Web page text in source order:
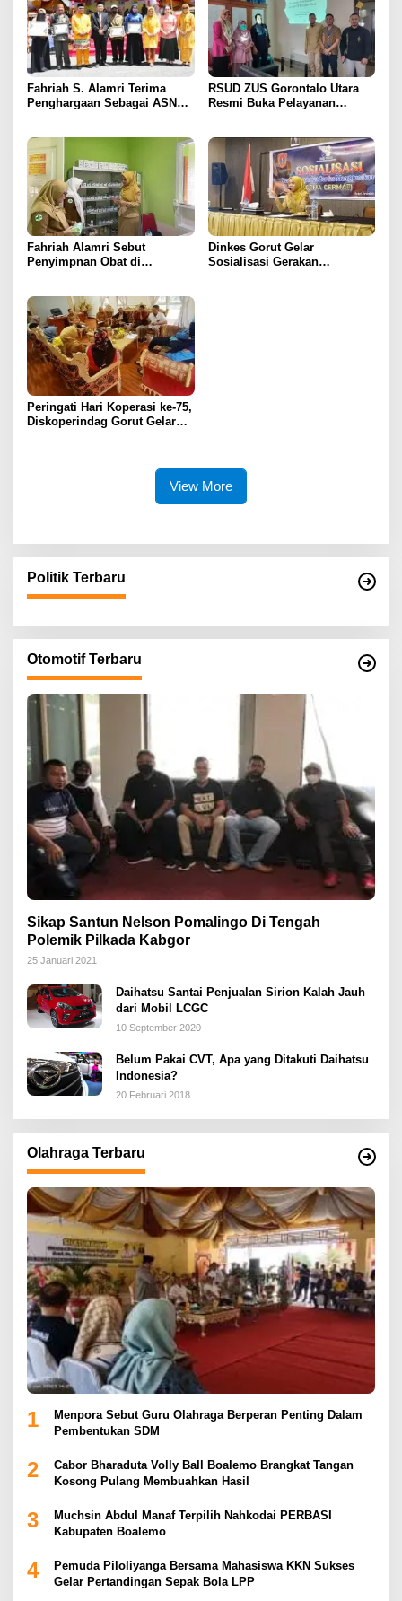
Fahriah S. Alamri Terima
Penghargaan Sebagai ASN
RSUD ZUS Gorontalo Utara
Resmi Buka Pelayanan
Fahriah Alamri Sebut
Penyimpnan Obat di
Dinkes Gorut Gelar
Sosialisasi Gerakan
Peringati Hari Koperasi ke-75,
Diskoperindag Gorut Gelar
View More
Politik Terbaru
Otomotif Terbaru
Sikap Santun Nelson Pomalingo Di Tengah
Polemik Pilkada Kabgor
25 Januari 2021
Daihatsu Santai Penjualan Sirion Kalah Jauh
dari Mobil LCGC
10 September 2020
Belum Pakai CVT, Apa yang Ditakuti Daihatsu
Indonesia?
20 Februari 2018
Olahraga Terbaru
1
Menpora Sebut Guru Olahraga Berperan Penting Dalam
Pembentukan SDM
2
Cabor Bharaduta Volly Ball Boalemo Brangkat Tangan
Kosong Pulang Membuahkan Hasil
3
Muchsin Abdul Manaf Terpilih Nahkodai PERBASI
Kabupaten Boalemo
4
Pemuda Piloliyanga Bersama Mahasiswa KKN Sukses
Gelar Pertandingan Sepak Bola LPP